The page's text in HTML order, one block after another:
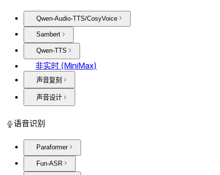
Qwen-Audio-TTS/CosyVoice
Sambert
Qwen-TTS
非实时 (MiniMax)
声音复刻
声音设计
语音识别
Paraformer
Fun-ASR